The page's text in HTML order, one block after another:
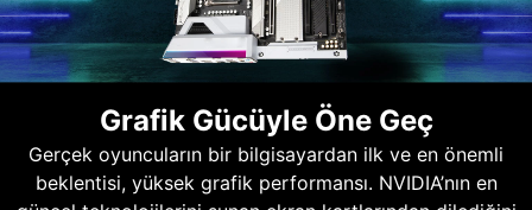
Grafik Gücüyle Öne Geç
Gerçek oyuncuların bir bilgisayardan ilk ve en önemli
beklentisi, yüksek grafik performansı. NVIDIA’nın en